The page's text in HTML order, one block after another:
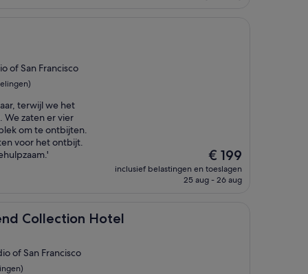
of San Francisco
terwijl we het
zaten er vier
om te ontbijten.
voor het ontbijt.
De
prijs
is
€ 199
inclusief belastingen en toeslagen
25 aug - 26 aug
Collection Hotel
Hotel
of San Francisco